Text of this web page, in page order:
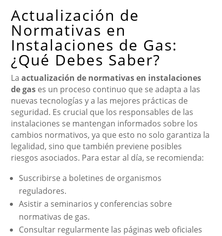
Actualización de
Normativas en
Instalaciones de Gas:
¿Qué Debes Saber?
Laactualización de normativas en instalaciones
de gas es un proceso continuo que se adapta a las
nuevas tecnologías y a las mejores prácticas de
seguridad. Es crucial que los responsables de las
instalaciones se mantengan informados sobre los
cambios normativos, ya que esto no solo garantiza la
legalidad, sino que también previene posibles
riesgos asociados. Para estar al día, se recomienda:
Suscribirse a boletines de organismos
reguladores.
Asistir a seminarios y conferencias sobre
normativas de gas.
Consultar regularmente las páginas web oficiales